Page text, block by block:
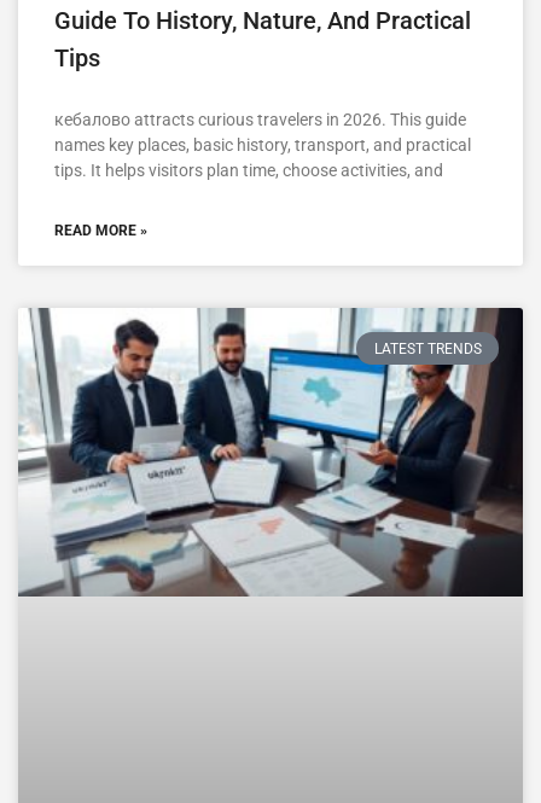
Guide To History, Nature, And Practical
Tips
кебалово attracts curious travelers in 2026. This guide
names key places, basic history, transport, and practical
tips. It helps visitors plan time, choose activities, and
READ MORE »
LATEST TRENDS